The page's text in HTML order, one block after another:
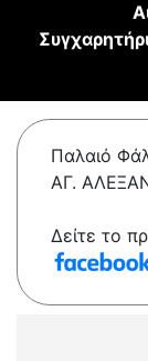
Παλαιό
ΑΓ.
Δείτε το